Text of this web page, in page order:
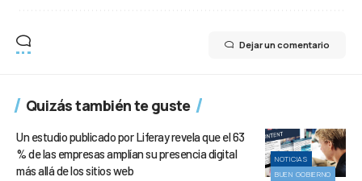
Dejar un comentario
Quizás también te guste
NOTICIAS
BUEN GOBIERNO
Un estudio publicado por Liferay revela que el 63
% de las empresas amplían su presencia digital
más allá de los sitios web